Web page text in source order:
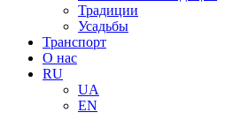
Традиции
Усадьбы
Транспорт
О нас
RU
UA
EN